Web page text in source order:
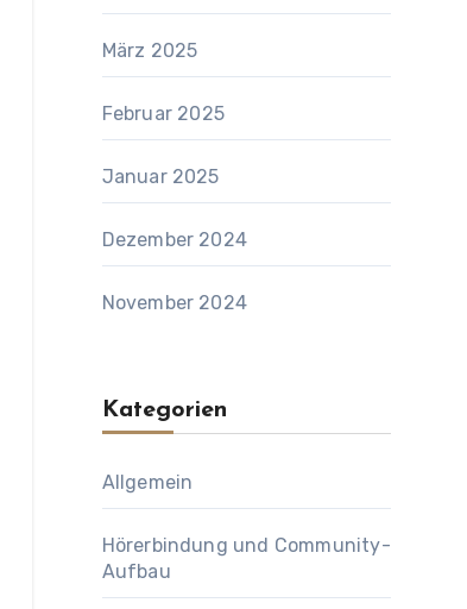
März 2025
Februar 2025
Januar 2025
Dezember 2024
November 2024
Kategorien
Allgemein
Hörerbindung und Community-
Aufbau